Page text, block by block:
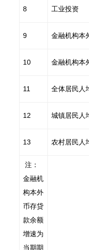
8 工业投资
9 金融机构本
10 金融机构本
11 全体居民人
12 城镇居民人
13 农村居民人
注：
金融机
构本外
币存贷
款余额
增速为
当期期